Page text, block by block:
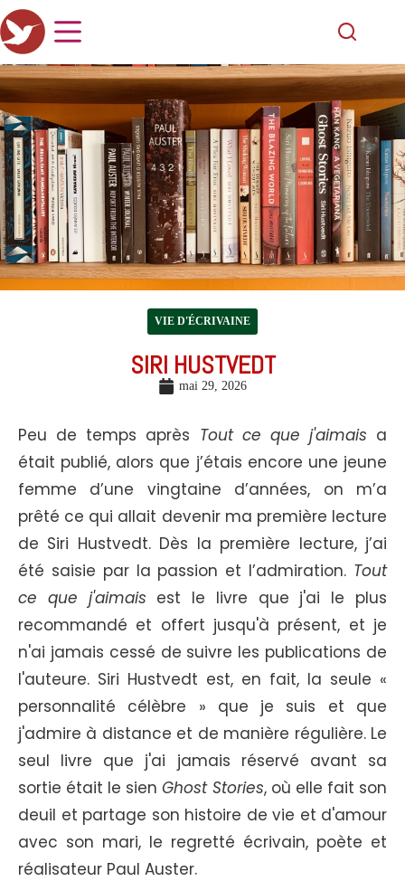
VIE D'ÉCRIVAINE
SIRI HUSTVEDT
mai 29, 2026
Peu de temps après Tout ce que j'aimais a
était publié, alors que j’étais encore une jeune
femme d’une vingtaine d’années, on m’a
prêté ce qui allait devenir ma première lecture
de Siri Hustvedt. Dès la première lecture, j’ai
été saisie par la passion et l’admiration. Tout
ce que j'aimais est le livre que j'ai le plus
recommandé et offert jusqu'à présent, et je
n'ai jamais cessé de suivre les publications de
l'auteure. Siri Hustvedt est, en fait, la seule «
personnalité célèbre » que je suis et que
j'admire à distance et de manière régulière. Le
seul livre que j'ai jamais réservé avant sa
sortie était le sienGhost Stories, où elle fait son
deuil et partage son histoire de vie et d'amour
avec son mari, le regretté écrivain, poète et
réalisateur Paul Auster.